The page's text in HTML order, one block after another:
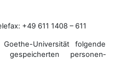
+49 611 1408 – 611
Universität folgende
gespeicherten personen­